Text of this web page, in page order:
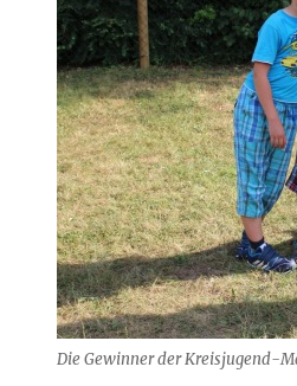
Die Gewinner der Kreisjugend-